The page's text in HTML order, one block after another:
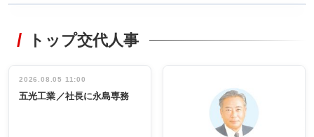
非鉄業界で
インタビュ
ー／社内ア
タックトレー
祝う 業界関
係者ら220人
出席
トップ交代人事
2026.08.05 11:00
五光工業／社長に永島専務